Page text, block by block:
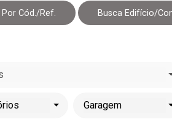
Por Cód./Ref. Busca Edifício/
Garagem